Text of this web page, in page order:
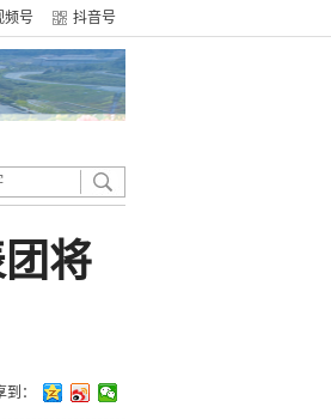
频号 抖音号
将
到：